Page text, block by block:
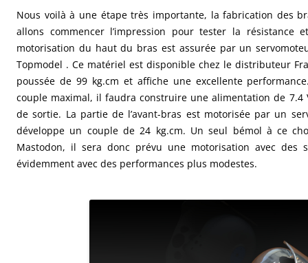
Nous voilà à une étape très importante, la fabrication des
allons commencer l’impression pour tester la résistance
motorisation du haut du bras est assurée par un
Topmodel . Ce matériel est disponible chez le distributeur
poussée de 99 kg.cm et affiche une excellente
couple maximal, il faudra construire une alimentation de 7.4
de sortie. La partie de l’avant-bras est motorisée par un
développe un couple de 24 kg.cm. Un seul bémol à ce
Mastodon, il sera donc prévu une motorisation avec des
évidemment avec des performances plus modestes.